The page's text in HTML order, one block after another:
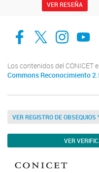
VER RESEÑA
facebook
twitterCanal
Los contenidos del CONICET
Commons Reconocimiento
VER REGISTRO DE
VER